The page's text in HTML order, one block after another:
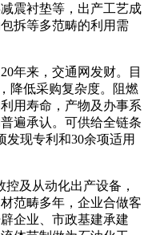
震衬垫等，出产工艺成
拆等多范畴的利用需
来，交通网发财。目
降低采购复杂度。阻燃
用寿命，产物及办事系
遍承认。可供给全链条
发现专利和30余项适用
及从动化出产设备，
范畴多年，企业合做客
企业、市政基建承建